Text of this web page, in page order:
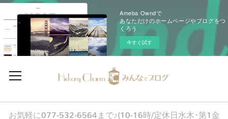
Ameba Owndで
あなただけのホームページやブログをつ
くろう
今すぐ試す
お気軽に077-532-6564まで♪(10-16時/定休日水木･第1金